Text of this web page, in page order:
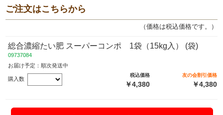
ご注文はこちらから
（価格は税込価格です。）
総合濃縮たい肥 スーパーコンポ 1袋（15kg入） (袋)
09737084
お届け予定：順次発送中
購入数
税込価格
￥4,380
友の会割引価格
￥4,380